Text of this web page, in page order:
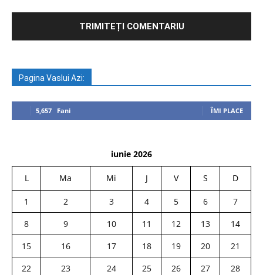
Pagina Vaslui Azi:
5,657 Fani ÎMI PLACE
iunie 2026
L Ma Mi J V S D
1 2 3 4 5 6
7
8
9 10 11 12 13
14
15
16 17 18 19 20
21
22
23 24 25 26 27
28